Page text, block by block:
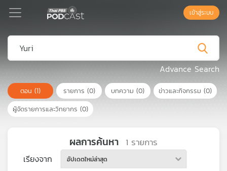
Podcast
เพล
ย์
ลิ
เข้าสู่ระบบ
Advance Search
ตอน (1) รายการ (0) บทความ (0) ข่าวและกิจกรรม (0)
ผู้จัดรายการและวิทยากร (0)
ผลการค้นหา 1 รายการ
เรียงจาก อัปเดตใหม่ล่าสุด